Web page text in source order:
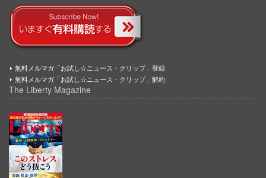
無料メルマガ「お試し☆ニュース・クリップ」登録
無料メルマガ「お試し☆ニュース・クリップ」解約
The Liberty Magazine